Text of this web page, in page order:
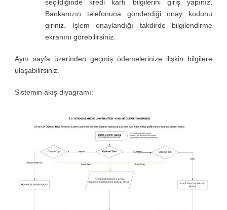
seçildiğinde kredi kartı bilgilerini giriş yapınız.
Bankanızın telefonuna gönderdiği onay kodunu
giriniz. İşlem onaylandığı takdirde bilgilendirme
ekranını görebilirsiniz.
Aynı sayfa üzerinden geçmiş ödemelerinize ilişkin bilgilere
ulaşabilirsiniz.
Sistemin akış diyagramı: